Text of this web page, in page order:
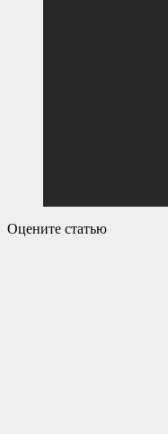
Оцените статью